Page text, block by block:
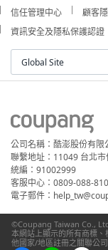
信任管理中心
顧客
資訊安全及隱私保護認證
Global Site
公司名稱：酷澎股份有限
聯繫地址：11049 台北
統編：91002999
客服中心：0809-088-
電子郵件：
©Coupang Taiwan Co.,
本網站上顯示的所有商標
他國家/地區註冊之關聯公